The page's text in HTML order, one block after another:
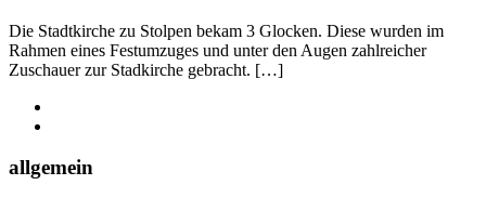
Die Stadtkirche zu Stolpen bekam 3 Glocken. Diese wurden im
Rahmen eines Festumzuges und unter den Augen zahlreicher
Zuschauer zur Stadkirche gebracht. […]
allgemein